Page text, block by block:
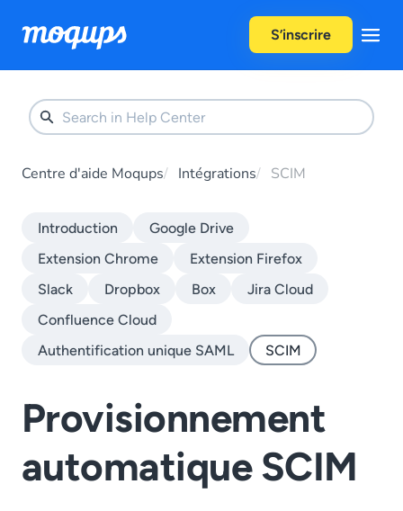
S’inscrire
Centre d'aide Moqups Intégrations SCIM
Introduction
Google Drive
Extension Chrome
Extension Firefox
Slack
Dropbox Box
Jira Cloud
Confluence Cloud
Authentification unique SAML
SCIM
Provisionnement
automatique SCIM